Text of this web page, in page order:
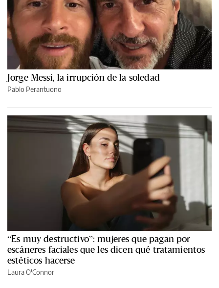
Jorge Messi, la irrupción de la soledad
Pablo Perantuono
“Es muy destructivo”: mujeres que pagan por
escáneres faciales que les dicen qué tratamientos
estéticos hacerse
Laura O'Connor